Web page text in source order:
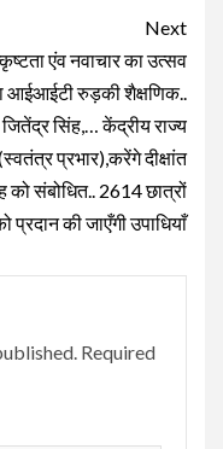
Next
एंव नवाचार का उत्सव
आईआईटी रुड़की शैक्षणिक..
जितेंद्र सिंह,… केंद्रीय राज्य
प्रभार),करेंगे दीक्षांत
को संबोधित.. 2614 छात्रों
प्रदान की जाएँगी उपाधियाँ
Required